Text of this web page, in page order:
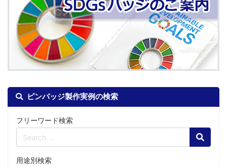
ピンバッジ製作実例の検索
フリーワード検索
Search
用途別検索